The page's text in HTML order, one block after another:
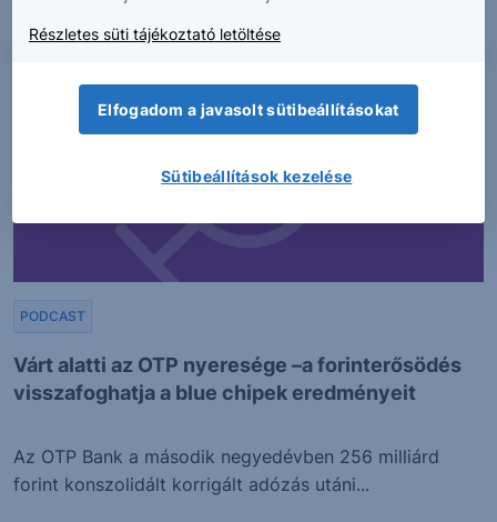
Várt alatti az OTP nyeresége –a forinterősödés
visszafoghatja a blue chipek eredményeit
PODCAST
Az OTP Bank a második negyedévben 256 milliárd
forint konszolidált korrigált adózás utáni...
Részletes süti tájékoztató letöltése
Elfogadom a javasolt sütibeállításokat
Sütibeállítások kezelése